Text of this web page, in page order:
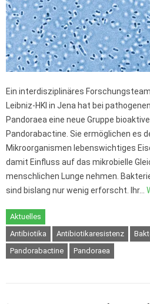
Ein interdisziplinäres
Leibniz-HKI in Jena hat bei
Pandoraea eine neue Gruppe
Pandorabactine. Sie ermöglichen es
Mikroorganismen lebenswichtiges
damit Einfluss auf das mikrobielle
menschlichen Lunge nehmen.
sind bislang nur wenig erforscht. Ihr…
Aktuelles
Antibiotika
Antibiotikaresistenz
Pandorabactine
Pandoraea